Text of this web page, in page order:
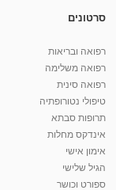
10:17
סרטונים
רפואה ובריאות
רפואה משלימה
רפואה סינית
טיפולי נטורופתיה
תרופות סבתא
אינדקס מחלות
אימון אישי
הגיל שלישי
ספורט וכושר